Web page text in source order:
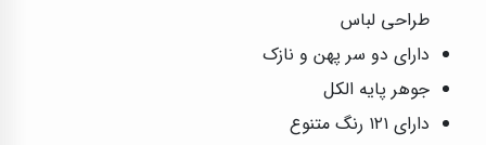
طراحی لباس
دارای دو سر پهن و نازک
جوهر پایه الکل
دارای ۱۲۱ رنگ متنوع